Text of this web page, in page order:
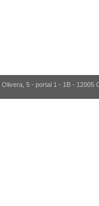
5 - portal 1 - 1B - 12005